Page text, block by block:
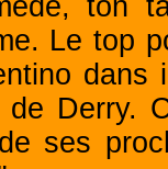
Le top
dans
de Derry.
ses